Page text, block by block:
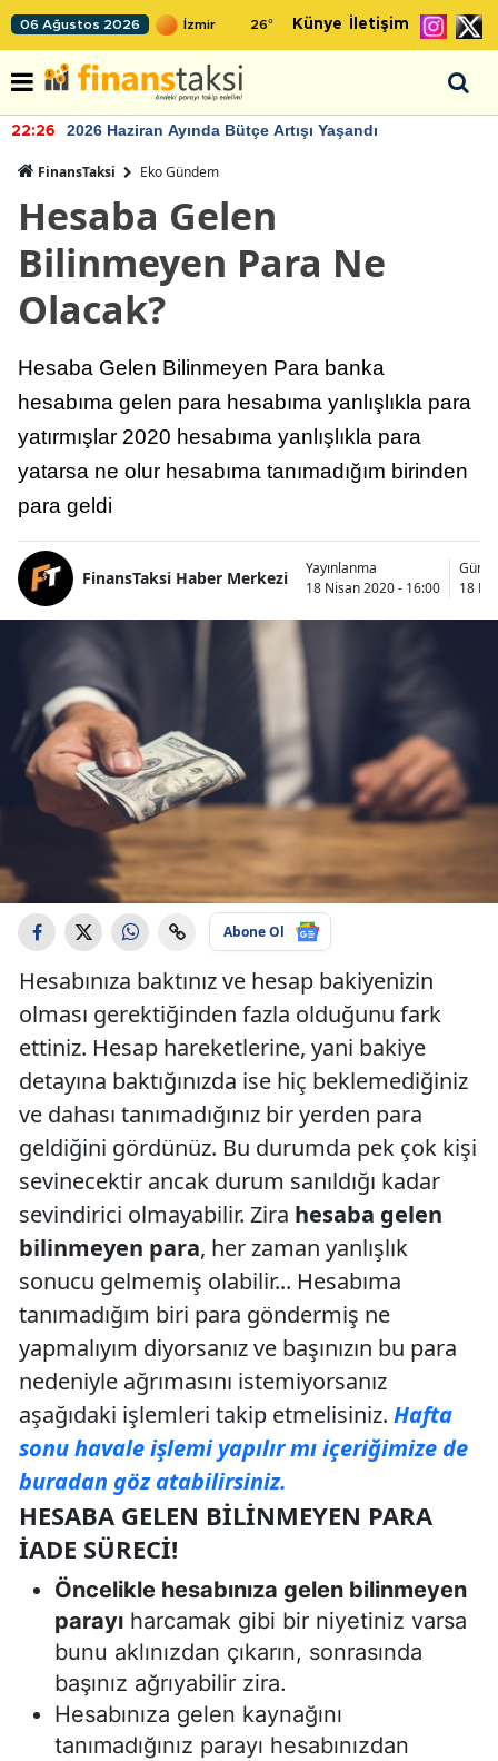
06 Ağustos 2026 26° Künye İletişim
22:26 2026 Haziran Ayında Bütçe Artışı Yaşandı
FinansTaksi Eko Gündem
Hesaba Gelen
Bilinmeyen Para Ne
Olacak?
Hesaba Gelen Bilinmeyen Para banka
hesabıma gelen para hesabıma yanlışlıkla para
yatırmışlar 2020 hesabıma yanlışlıkla para
yatarsa ne olur hesabıma tanımadığım birinden
para geldi
FinansTaksi Haber Merkezi
Yayınlanma
18 Nisan 2020 - 16:00
18
Abone Ol
Hesabınıza baktınız ve hesap bakiyenizin
olması gerektiğinden fazla olduğunu fark
ettiniz. Hesap hareketlerine, yani bakiye
detayına baktığınızda ise hiç beklemediğiniz
ve dahası tanımadığınız bir yerden para
geldiğini gördünüz. Bu durumda pek çok kişi
sevinecektir ancak durum sanıldığı kadar
sevindirici olmayabilir. Zira hesaba gelen
bilinmeyen para, her zaman yanlışlık
sonucu gelmemiş olabilir... Hesabıma
tanımadığım biri para göndermiş ne
yapmalıyım diyorsanız ve başınızın bu para
nedeniyle ağrımasını istemiyorsanız
aşağıdaki işlemleri takip etmelisiniz. Hafta
sonu havale işlemi yapılır mı içeriğimize de
buradan göz atabilirsiniz.
HESABA GELEN BILINMEYEN PARA
İADE SÜRECI!
Öncelikle hesabınıza gelen bilinmeyen
parayı harcamak gibi bir niyetiniz varsa
bunu aklınızdan çıkarın, sonrasında
başınız ağrıyabilir zira.
Hesabınıza gelen kaynağını
tanımadığınız parayı hesabınızdan